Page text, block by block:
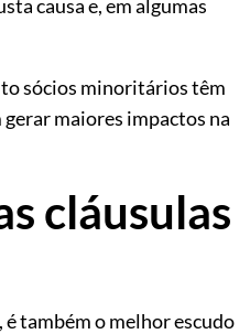
causa e, em algumas
sócios minoritários têm
maiores impactos na
cláusulas
também o melhor escudo